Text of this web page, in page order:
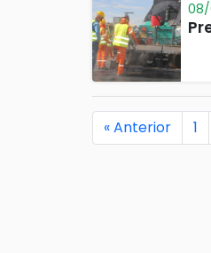
08/
« Anterior 1